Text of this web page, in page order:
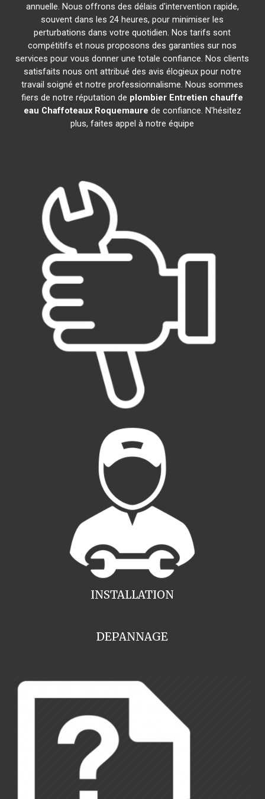
annuelle. Nous offrons des délais d'intervention rapide,
souvent dans les 24 heures, pour minimiser les
perturbations dans votre quotidien. Nos tarifs sont
compétitifs et nous proposons des garanties sur nos
services pour vous donner une totale confiance. Nos clients
satisfaits nous ont attribué des avis élogieux pour notre
travail soigné et notre professionnalisme. Nous sommes
fiers de notre réputation de plombier Entretien chauffe
eau Chaffoteaux Roquemaure de confiance. N'hésitez
plus, faites appel à notre équipe
INSTALLATION
DEPANNAGE